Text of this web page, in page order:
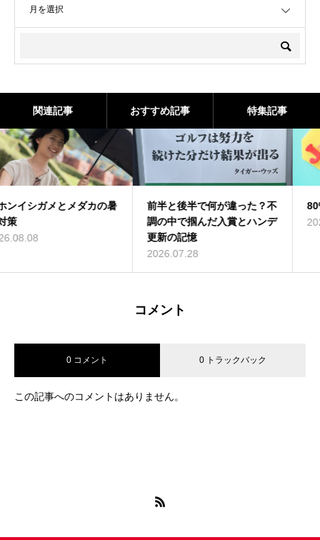
関連記事 おすすめ記事 特集記事
前半と後半で何が違った？不
調の中で掴んだ入賞とハンデ
更新の記憶
80%の頑張り
2026.07.21
コメント
0 コメント 0 トラックバック
この記事へのコメントはありません。